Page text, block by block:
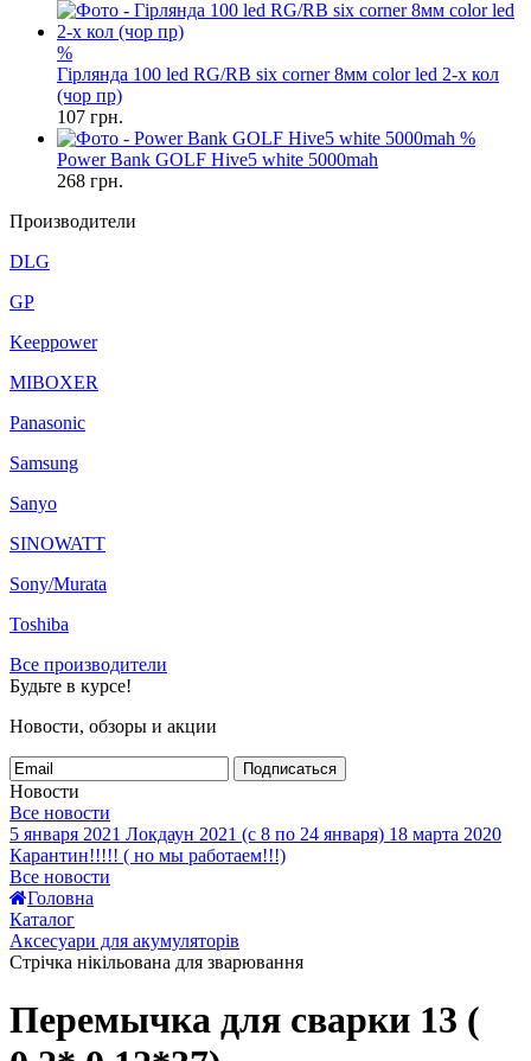
%
Гірлянда 100 led RG/RB six corner 8мм color led 2-x кол
(чор пр)
107 грн.
%
Power Bank GOLF Hive5 white 5000mah
268 грн.
Производители
DLG
GP
Keeppower
MIBOXER
Panasonic
Samsung
Sanyo
SINOWATT
Sony/Murata
Toshiba
Все производители
Будьте в курсе!
Новости, обзоры и акции
Подписаться
Новости
Все новости
5 января 2021 Локдаун 2021 (с 8 по 24 января) 18 марта 2020
Карантин!!!!! ( но мы работаем!!!)
Все новости
Головна
Каталог
Аксесуари для акумуляторів
Стрічка нікільована для зварювання
Перемычка для сварки 13 (